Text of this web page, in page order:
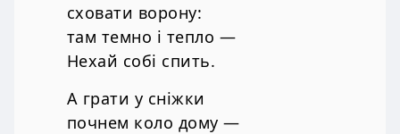
сховати ворону:
там темно і тепло —
Нехай собі спить.
А грати у сніжки
почнем коло дому —